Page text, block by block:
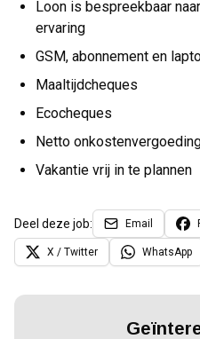
Loon is bespreekbaar
ervaring
GSM, abonnement en
Maaltijdcheques
Ecocheques
Netto
Vakantie vrij in te plannen
Deel deze job: Email
X / Twitter WhatsApp